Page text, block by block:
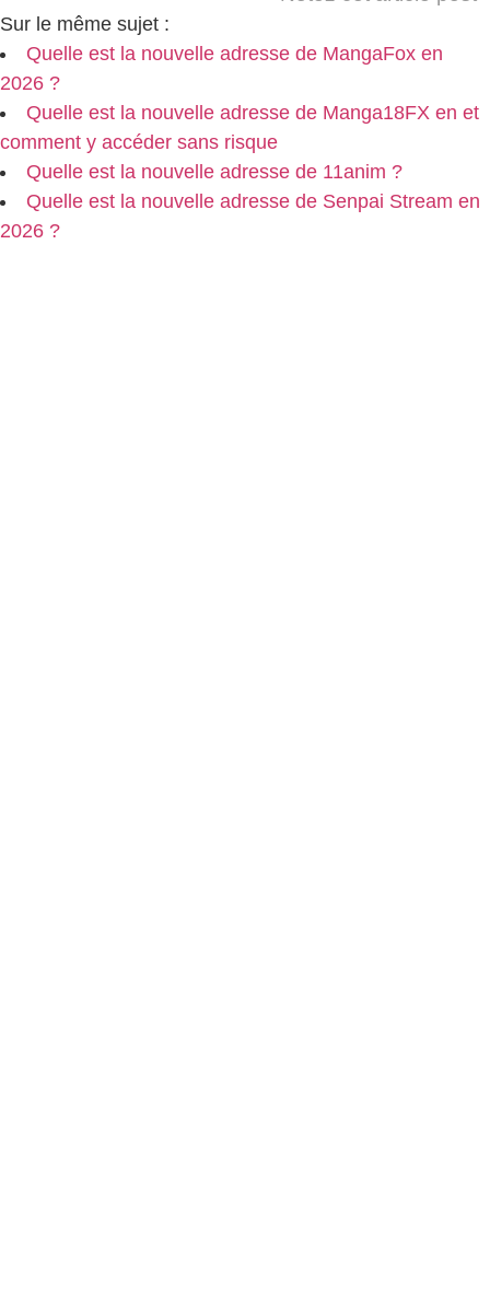
Sur le même sujet :
Quelle est la nouvelle adresse de MangaFox en
2026 ?
Quelle est la nouvelle adresse de Manga18FX en et
comment y accéder sans risque
Quelle est la nouvelle adresse de 11anim ?
Quelle est la nouvelle adresse de Senpai Stream en
2026 ?